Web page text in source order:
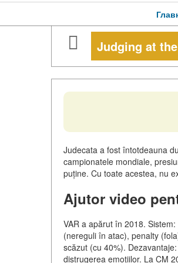
Judging at
Judecata a fost întotdeauna
campionatele mondiale,
puține. Cu toate acestea, nu
Ajutor video
VAR a apărut în 2018.
(nereguli în atac), penalty
scăzut (cu 40%).
distrugerea emoțiilor. La CM